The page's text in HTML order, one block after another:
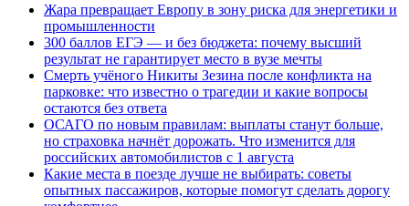
Жара превращает Европу в зону риска для энергетики и
промышленности
300 баллов ЕГЭ — и без бюджета: почему высший
результат не гарантирует место в вузе мечты
Смерть учёного Никиты Зезина после конфликта на
парковке: что известно о трагедии и какие вопросы
остаются без ответа
ОСАГО по новым правилам: выплаты станут больше,
но страховка начнёт дорожать. Что изменится для
российских автомобилистов с 1 августа
Какие места в поезде лучше не выбирать: советы
опытных пассажиров, которые помогут сделать дорогу